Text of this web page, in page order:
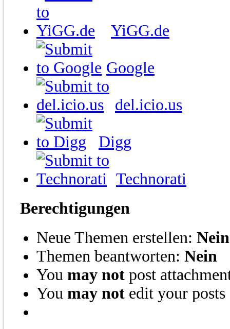
YiGG.de
Google
del.icio.us
Digg
Technorati
Berechtigungen
Neue Themen erstellen: Nein
Themen beantworten: Nein
You may not post
You may not edit your posts